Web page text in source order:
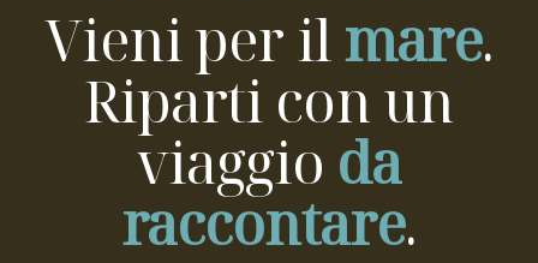
Vieni per ilmare.
Riparti con un
viaggio da
raccontare.